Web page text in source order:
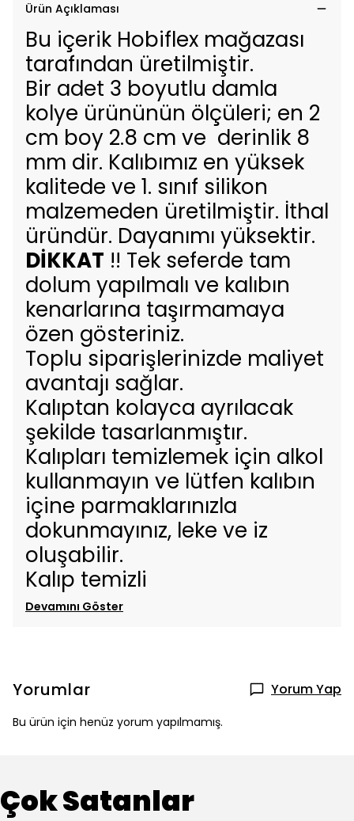
Ürün Açıklaması
Bu içerik Hobiflex mağazası
tarafından üretilmiştir.
Bir adet 3 boyutlu damla
kolye ürününün ölçüleri; en 2
cm boy 2.8 cm ve derinlik 8
mm dir. Kalıbımız en yüksek
kalitede ve 1. sınıf silikon
malzemeden üretilmiştir. İthal
üründür. Dayanımı yüksektir.
DİKKAT !! Tek seferde tam
dolum yapılmalı ve kalıbın
kenarlarına taşırmamaya
özen gösteriniz.
Toplu siparişlerinizde maliyet
avantajı sağlar.
Kalıptan kolayca ayrılacak
şekilde tasarlanmıştır.
Kalıpları temizlemek için alkol
kullanmayın ve lütfen kalıbın
içine parmaklarınızla
dokunmayınız, leke ve iz
oluşabilir.
Kalıp temizli
Devamını Göster
Yorumlar Yorum Yap
Bu ürün için henüz yorum yapılmamış.
Çok Satanlar